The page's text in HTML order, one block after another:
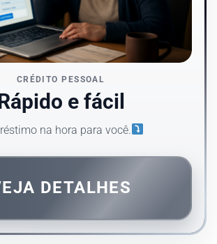
CRÉDITO PESSOAL
e fácil
na hora para você.
DETALHES